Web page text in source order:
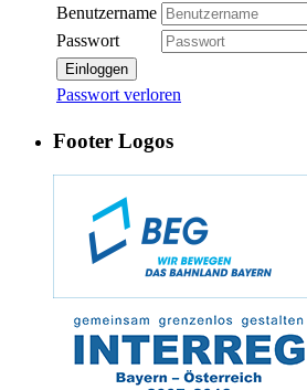
Benutzername
Passwort
Einloggen
Passwort verloren
Footer Logos